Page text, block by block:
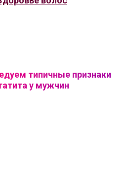
типичные признаки
у мужчин